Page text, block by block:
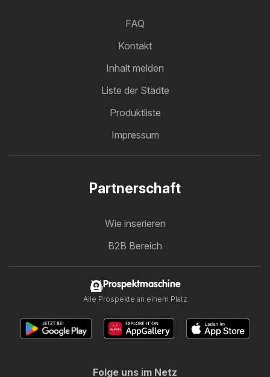
FAQ
Kontakt
Inhalt melden
Liste der Städte
Produktliste
Impressum
Partnerschaft
Wie inserieren
B2B Bereich
Prospektmaschine
Alle Prospekte an einem Platz
Folge uns im Netz